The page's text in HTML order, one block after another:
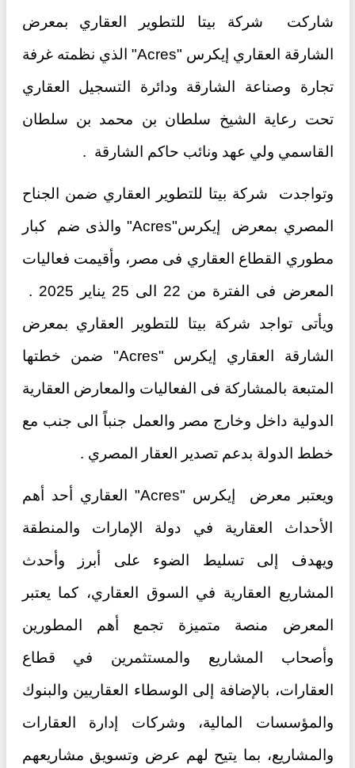
شاركت شركة بيتا للتطوير العقاري بمعرض
الشارقة العقاري إيكرس "Acres" الذي نظمته غرفة
تجارة وصناعة الشارقة ودائرة التسجيل العقاري
تحت رعاية الشيخ سلطان بن محمد بن سلطان
القاسمي ولي عهد ونائب حاكم الشارقة .
وتواجدت شركة بيتا للتطوير العقاري ضمن الجناح
المصري بمعرض إيكرس"Acres" والذى ضم كبار
مطوري القطاع العقاري فى مصر، وأقيمت فعاليات
المعرض فى الفترة من 22 الى 25 يناير 2025 .
ويأتى تواجد شركة بيتا للتطوير العقاري بمعرض
الشارقة العقاري إيكرس "Acres" ضمن خطتها
المتبعة بالمشاركة فى الفعاليات والمعارض العقارية
الدولية داخل وخارج مصر والعمل جنباً الى جنب مع
خطط الدولة بدعم تصدير العقار المصري .
ويعتبر معرض إيكرس "Acres" العقاري أحد أهم
الأحداث العقارية في دولة الإمارات والمنطقة
ويهدف إلى تسليط الضوء على أبرز وأحدث
المشاريع العقارية في السوق العقاري، كما يعتبر
المعرض منصة متميزة تجمع أهم المطورين
وأصحاب المشاريع والمستثمرين في قطاع
العقارات، بالإضافة إلى الوسطاء العقاريين والبنوك
والمؤسسات المالية، وشركات إدارة العقارات
والمشاريع، بما يتيح لهم عرض وتسويق مشاريعهم